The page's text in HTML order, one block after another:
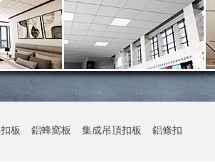
板 鋁蜂窩板 集成吊頂扣板 鋁條扣